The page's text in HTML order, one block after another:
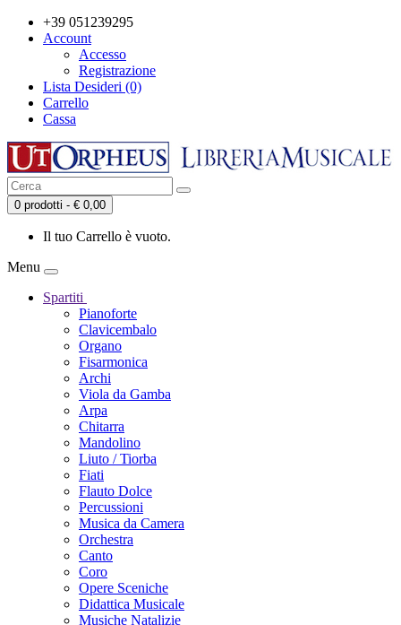
+39 051239295
Account
Accesso
Registrazione
Lista Desideri (0)
Carrello
Cassa
0 prodotti - € 0,00
Il tuo Carrello è vuoto.
Menu
Spartiti
Pianoforte
Clavicembalo
Organo
Fisarmonica
Archi
Viola da Gamba
Arpa
Chitarra
Mandolino
Liuto / Tiorba
Fiati
Flauto Dolce
Percussioni
Musica da Camera
Orchestra
Canto
Coro
Opere Sceniche
Didattica Musicale
Musiche Natalizie